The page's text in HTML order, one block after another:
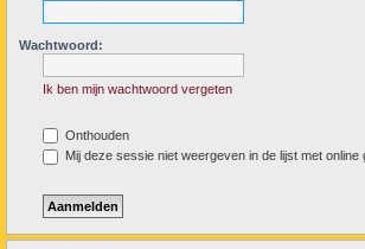
Wachtwoord:
Ik ben mijn wachtwoord vergeten
Onthouden
Mij deze sessie niet weergeven in de lijst met online